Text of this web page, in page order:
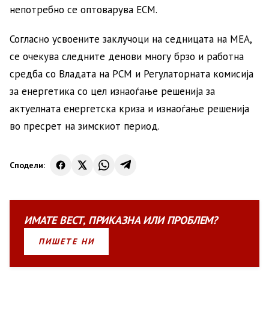
непотребно се оптоварува ЕСМ.
Согласно усвоените заклучоци на седницата на МЕА,
се очекува следните денови многу брзо и работна
средба со Владата на РСМ и Регулаторната комисија
за енергетика со цел изнаоѓање решенија за
актуелната енергетска криза и изнаоѓање решенија
во пресрет на зимскиот период.
Сподели:
ИМАТЕВЕСТ, ПРИКАЗНАИЛИПРОБЛЕМ?
ПИШЕТЕ НИ